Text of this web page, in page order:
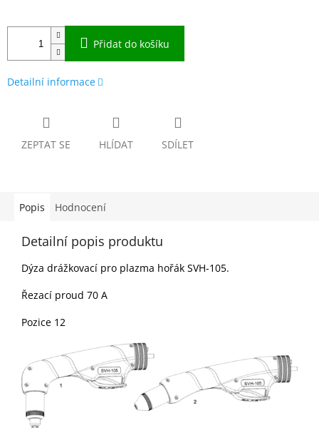
Přidat do košíku
Detailní informace
ZEPTAT SE HLÍDAT SDÍLET
Popis Hodnocení
Detailní popis produktu
Dýza drážkovací pro plazma hořák SVH-105.
Řezací proud 70 A
Pozice 12